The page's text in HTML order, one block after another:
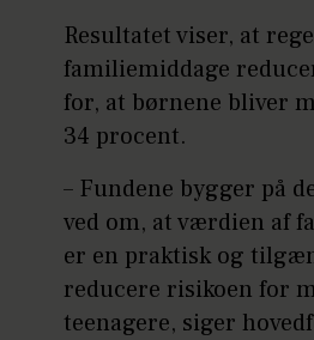
Resultatet viser, at
familiemiddage
for, at børnene bliver
34 procent.
– Fundene bygger på
ved om, at værdien af
er en praktisk og
reducere risikoen for
teenagere, siger